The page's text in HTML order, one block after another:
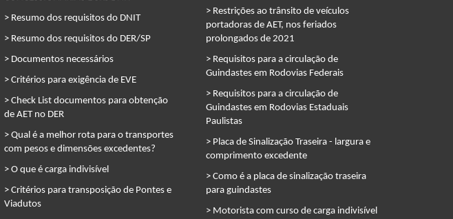
> Resumo dos requisitos do DNIT
> Resumo dos requisitos do DER/SP
> Documentos necessários
> Critérios para exigência de EVE
> Check List documentos para obtenção
de AET no DER
> Qual é a melhor rota para o transportes
com pesos e dimensões excedentes?
> O que é carga indivisível
> Critérios para transposição de Pontes e
Viadutos
> Restrições ao trânsito de veículos
portadoras de AET, nos feriados
prolongados de 2021
> Requisitos para a circulação de
Guindastes em Rodovias Federais
> Requisitos para a circulação de
Guindastes em Rodovias Estaduais
Paulistas
> Placa de Sinalização Traseira - largura e
comprimento excedente
> Como é a placa de sinalização traseira
para guindastes
> Motorista com curso de carga indivisível